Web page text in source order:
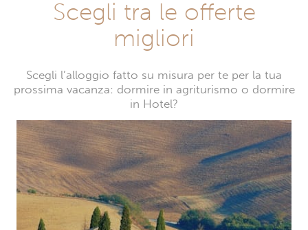
Scegli tra le offerte
migliori
Scegli l’alloggio fatto su misura per te per la tua
prossima vacanza: dormire in agriturismo o dormire
in Hotel?